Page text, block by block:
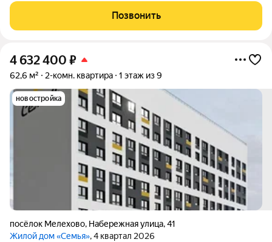
Школьный переулок, 22. Квартира расположена на
комфортном третьем этаже пятиэтажного
Позвонить
4 632 400 ₽
62,6 м² 2-комн. квартира 1 этаж из 9
новостройка
посёлок Мелехово, Набережная улица,41
Жилой дом «Семья», 4 квартал 2026